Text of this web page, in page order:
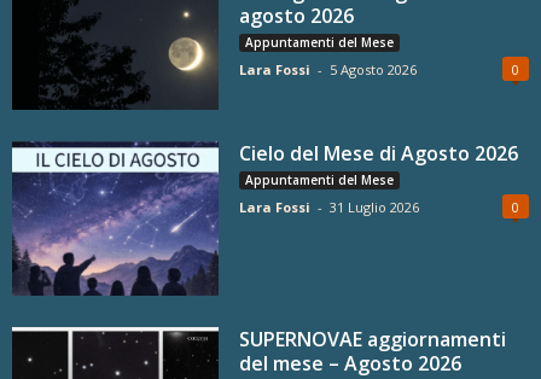
agosto 2026
Appuntamenti del Mese
Lara Fossi - 5 Agosto 2026 0
Cielo del Mese di Agosto 2026
Appuntamenti del Mese
Lara Fossi - 31 Luglio 2026 0
SUPERNOVAE aggiornamenti
del mese – Agosto 2026